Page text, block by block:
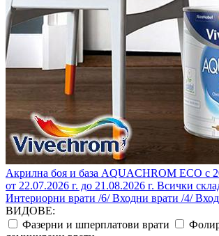
Акрилна боя и база AQUACHROM ECO с
от 22.07.2026 г. до 21.08.2026 г. Всички
Интериорни врати /6/Входни врати /4/
ВИДОВЕ:
Фазерни и шперплатови врати